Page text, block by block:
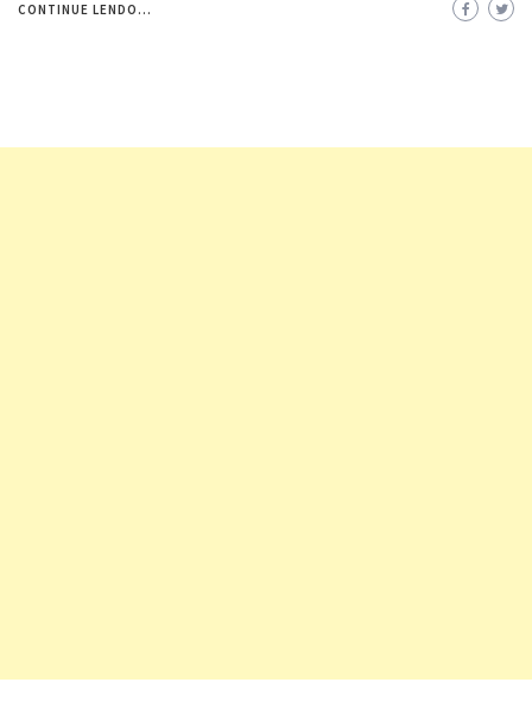
CONTINUE LENDO...